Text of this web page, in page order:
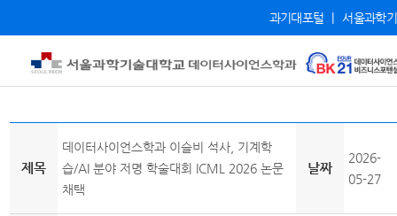
과기대포털 서울과학
제목
데이터사이언스학과 이슬비 석사, 기계학
습/AI 분야 저명 학술대회 ICML 2026 논문
채택
날짜
2026-
05-27